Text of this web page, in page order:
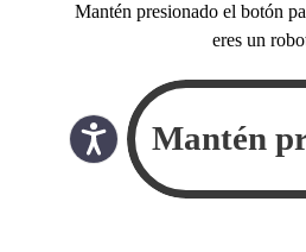
Mantén presionado el botón
eres un